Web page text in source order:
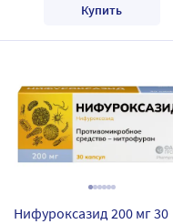
Купить
Нифуроксазид 200 мг 30